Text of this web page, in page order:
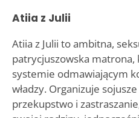
Atiia z Julii
Atiia z Julii to ambitna,
patrycjuszowska matrona,
systemie odmawiającym
władzy. Organizuje
przekupstwo i